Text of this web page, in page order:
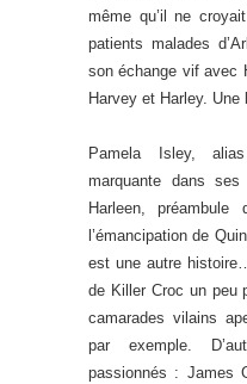
même qu’il ne
patients malades
son échange vif avec
Harvey et Harley. Une
Pamela Isley,
marquante dans
Harleen,
l’émancipation de
est une autre
de Killer Croc un peu
camarades vilains
par exemple.
passionnés : James